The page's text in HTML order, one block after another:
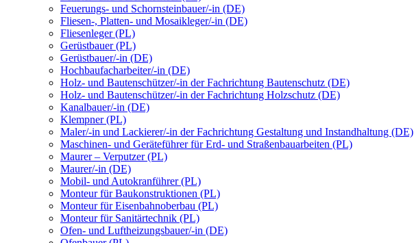
Feuerungs- und Schornsteinbauer/-in (DE)
Fliesen-, Platten- und Mosaikleger/-in (DE)
Fliesenleger (PL)
Gerüstbauer (PL)
Gerüstbauer/-in (DE)
Hochbaufacharbeiter/-in (DE)
Holz- und Bautenschützer/-in der Fachrichtung Bautenschutz (DE)
Holz- und Bautenschützer/-in der Fachrichtung Holzschutz (DE)
Kanalbauer/-in (DE)
Klempner (PL)
Maler/-in und Lackierer/-in der Fachrichtung Gestaltung und Instandhaltung (DE)
Maschinen- und Geräteführer für Erd- und Straßenbauarbeiten (PL)
Maurer – Verputzer (PL)
Maurer/-in (DE)
Mobil- und Autokranführer (PL)
Monteur für Baukonstruktionen (PL)
Monteur für Eisenbahnoberbau (PL)
Monteur für Sanitärtechnik (PL)
Ofen- und Luftheizungsbauer/-in (DE)